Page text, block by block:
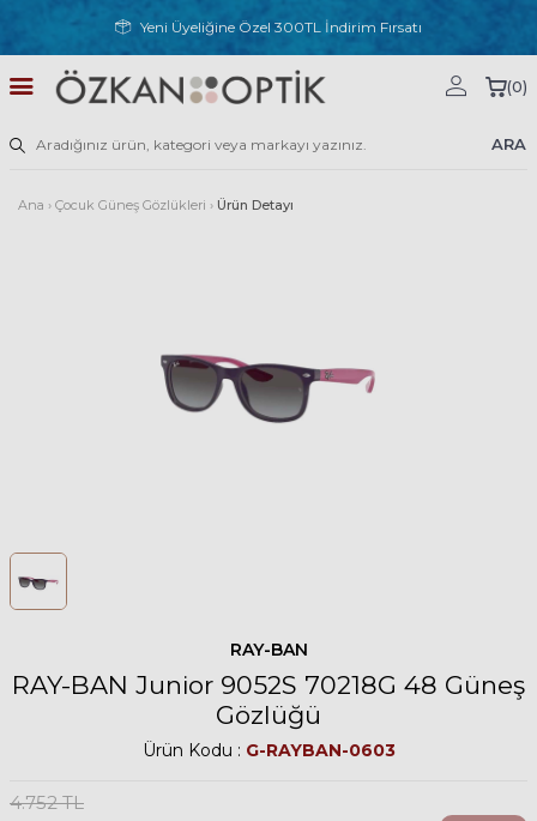
Yeni Üyeliğine Özel 300TL İndirim Fırsatı
ARA
(0)
Ana › Çocuk Güneş Gözlükleri › Ürün Detayı
RAY-BAN
RAY-BAN Junior 9052S 70218G 48 Güneş
Gözlüğü
Ürün Kodu : G-RAYBAN-0603
4.752TL